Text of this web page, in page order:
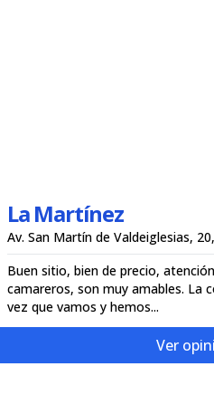
La Martínez
Av. San Martín de Valdeiglesias,
Buen sitio, bien de precio,
camareros, son muy amables. La
vez que vamos y hemos...
Ver